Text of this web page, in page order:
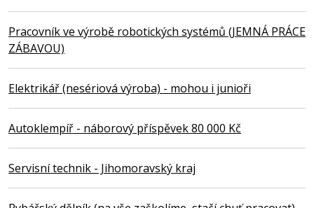
Pracovník ve výrobě robotických systémů (JEMNÁ PRÁCE
ZÁBAVOU)
Elektrikář (nesériová výroba) - mohou i junioři
Autoklempíř - náborový příspěvek 80 000 Kč
Servisní technik - Jihomoravský kraj